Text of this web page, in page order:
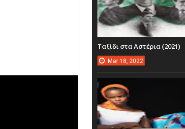
Ταξίδι στα Αστέρια (2021)
Mar 18, 2022